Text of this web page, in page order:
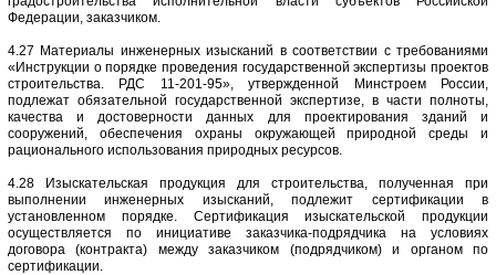
Федерации, заказчиком.
4.27 Материалы инженерных изысканий в соответствии с требованиями
«Инструкции о порядке проведения государственной экспертизы проектов
строительства. РДС 11-201-95», утвержденной Минстроем России,
подлежат обязательной государственной экспертизе, в части полноты,
качества и достоверности данных для проектирования зданий и
сооружений, обеспечения охраны окружающей природной среды и
рационального использования природных ресурсов.
4.28 Изыскательская продукция для строительства, полученная при
выполнении инженерных изысканий, подлежит сертификации в
установленном порядке. Сертификация изыскательской продукции
осуществляется по инициативе заказчика-подрядчика на условиях
договора (контракта) между заказчиком (подрядчиком) и органом по
сертификации.